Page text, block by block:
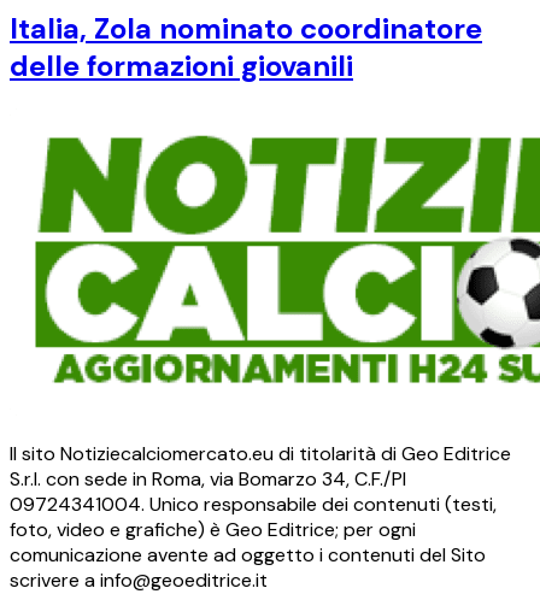
Italia, Zola nominato coordinatore
delle formazioni giovanili
Il sito Notiziecalciomercato.eu di titolarità di Geo Editrice
S.r.l. con sede in Roma, via Bomarzo 34, C.F./PI
09724341004. Unico responsabile dei contenuti (testi,
foto, video e grafiche) è Geo Editrice; per ogni
comunicazione avente ad oggetto i contenuti del Sito
scrivere a info@geoeditrice.it